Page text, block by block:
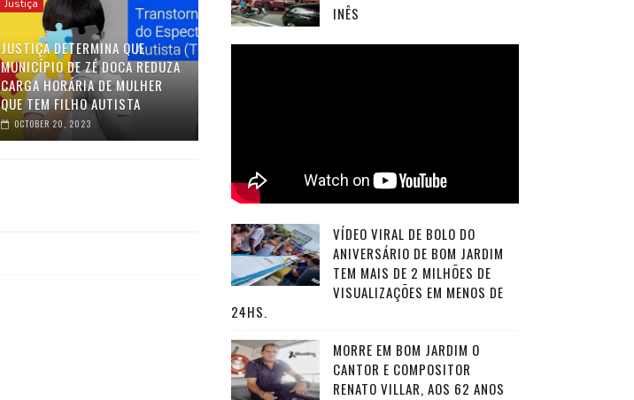
Justiça
JUSTIÇA DETERMINA QUE
MUNICÍPIO DE ZÉ DOCA REDUZA
CARGA HORÁRIA DE MULHER
QUE TEM FILHO AUTISTA
OCTOBER 20, 2023
INÊS
VÍDEO VIRAL DE BOLO DO
ANIVERSÁRIO DE BOM JARDIM
TEM MAIS DE 2 MILHÕES DE
VISUALIZAÇÕES EM MENOS DE
24HS.
MORRE EM BOM JARDIM O
CANTOR E COMPOSITOR
RENATO VILLAR, AOS 62 ANOS